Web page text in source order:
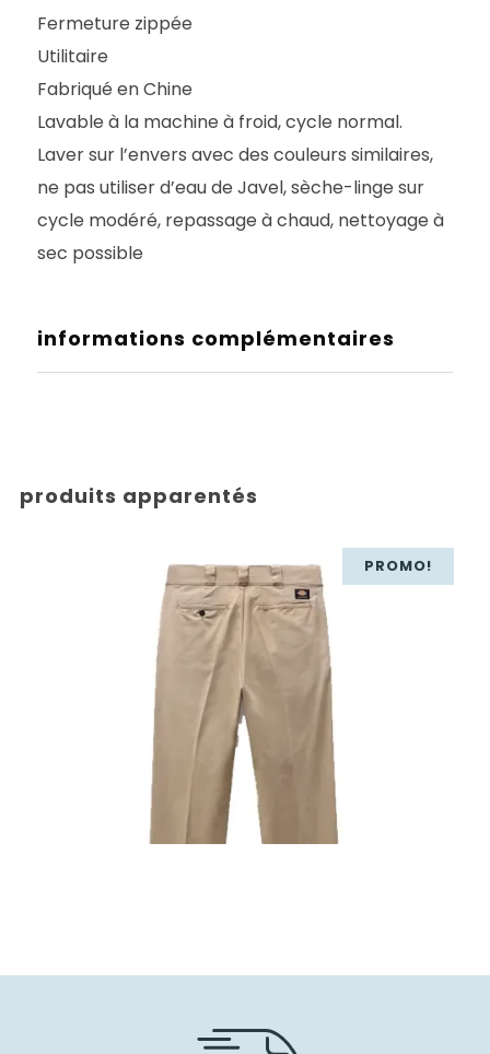
Fermeture zippée
Utilitaire
Fabriqué en Chine
Lavable à la machine à froid, cycle normal.
Laver sur l’envers avec des couleurs similaires,
ne pas utiliser d’eau de Javel, sèche-linge sur
cycle modéré, repassage à chaud, nettoyage à
sec possible
informations complémentaires
produits apparentés
PROMO!